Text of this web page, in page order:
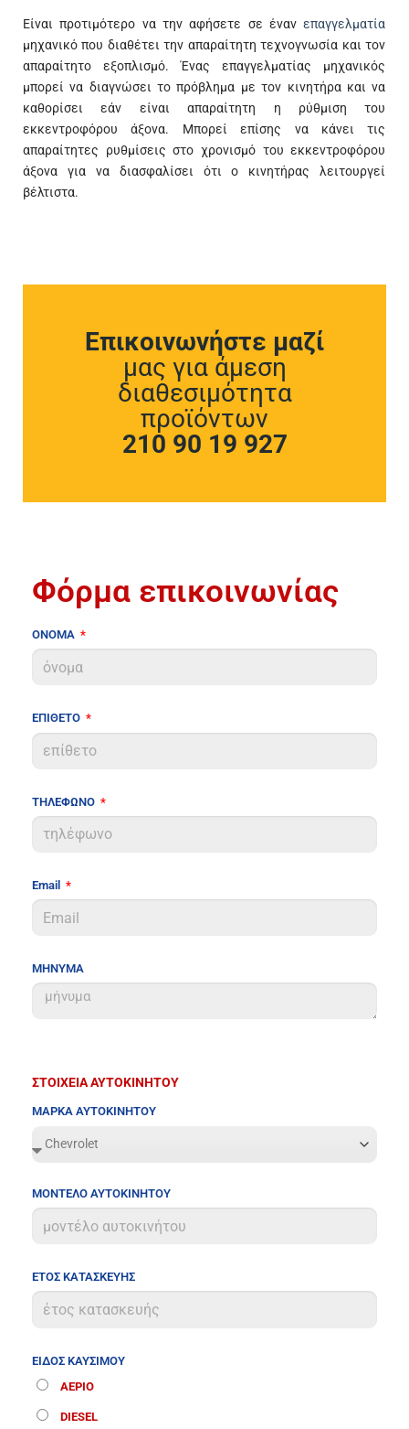
Είναι προτιμότερο να την αφήσετε σε ένανεπαγγελματία
μηχανικό που διαθέτει την απαραίτητη τεχνογνωσία και τον
απαραίτητο εξοπλισμό. Ένας επαγγελματίας μηχανικός
μπορεί να διαγνώσει το πρόβλημα με τον κινητήρα και να
καθορίσει εάν είναι απαραίτητη η ρύθμιση του
εκκεντροφόρου άξονα. Μπορεί επίσης να κάνει τις
απαραίτητες ρυθμίσεις στο χρονισμό του εκκεντροφόρου
άξονα για να διασφαλίσει ότι ο κινητήρας λειτουργεί
βέλτιστα.
Επικοινωνήστε μαζί
μας για άμεση
διαθεσιμότητα
προϊόντων
210 90 19 927
Φόρμα επικοινωνίας
ΟΝΟΜΑ
ΕΠΙΘΕΤΟ
ΤΗΛΕΦΩΝΟ
Email
ΜΗΝΥΜΑ
ΣΤΟΙΧΕΙΑ ΑΥΤΟΚΙΝΗΤΟΥ
ΜΑΡΚΑ ΑΥΤΟΚΙΝΗΤΟΥ
ΜΟΝΤΕΛΟ ΑΥΤΟΚΙΝΗΤΟΥ
ΕΤΟΣ ΚΑΤΑΣΚΕΥΗΣ
ΕΙΔΟΣ ΚΑΥΣΙΜΟΥ
ΑΕΡΙΟ
DIESEL